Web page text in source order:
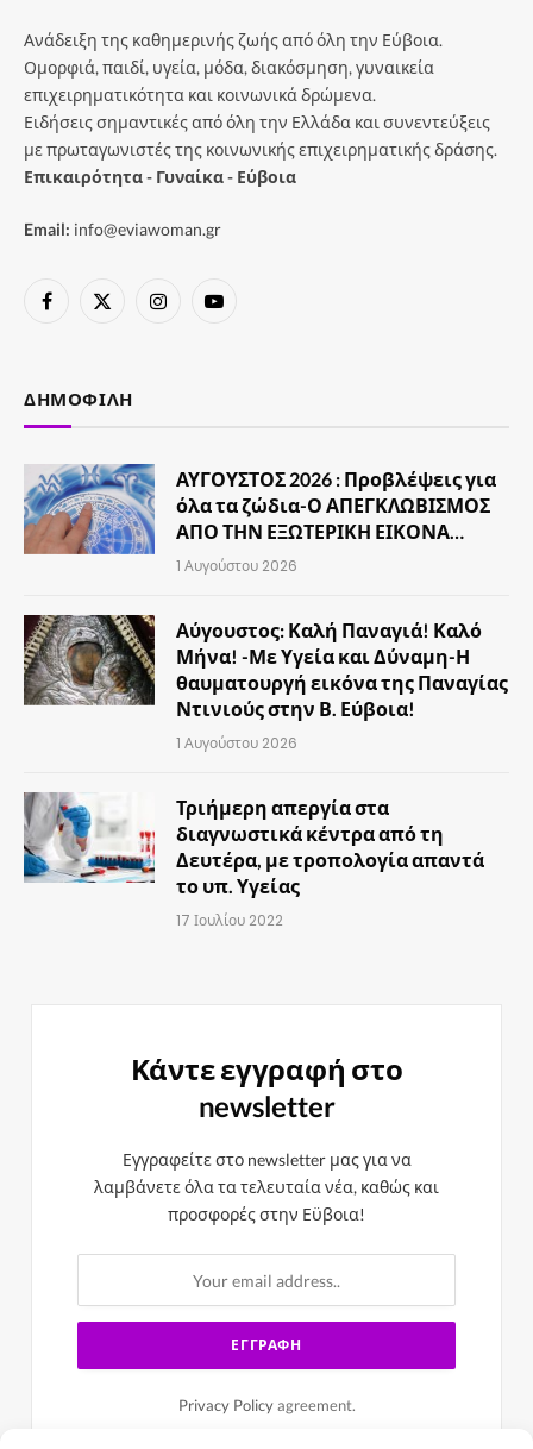
Ανάδειξη της καθημερινής ζωής από όλη την Εύβοια.
Ομορφιά, παιδί, υγεία, μόδα, διακόσμηση, γυναικεία
επιχειρηματικότητα και κοινωνικά δρώμενα.
Ειδήσεις σημαντικές από όλη την Ελλάδα και συνεντεύξεις
με πρωταγωνιστές της κοινωνικής επιχειρηματικής δράσης.
Επικαιρότητα - Γυναίκα - Εύβοια
Email: info@eviawoman.gr
Facebook
X
InstagramYouTube
ΔΗΜΟΦΙΛΉ
ΑΥΓΟΥΣΤΟΣ 2026 : Προβλέψεις για
όλα τα ζώδια-Ο ΑΠΕΓΚΛΩΒΙΣΜΟΣ
ΑΠΟ ΤΗΝ ΕΞΩΤΕΡΙΚΗ ΕΙΚΟΝΑ…
1 Αυγούστου 2026
Αύγουστος: Καλή Παναγιά! Καλό
Μήνα! -Με Υγεία και Δύναμη-Η
θαυματουργή εικόνα της Παναγίας
Ντινιούς στην Β. Εύβοια!
1 Αυγούστου 2026
Τριήμερη απεργία στα
διαγνωστικά κέντρα από τη
Δευτέρα, με τροπολογία απαντά
το υπ. Υγείας
17 Ιουλίου 2022
Κάντε εγγραφή στο
newsletter
Εγγραφείτε στο newsletter μας για να
λαμβάνετε όλα τα τελευταία νέα, καθώς και
προσφορές στην Εϋβοια!
Privacy Policyagreement.